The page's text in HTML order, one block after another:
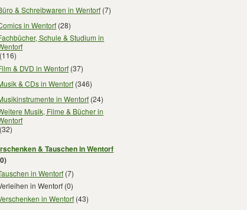
& Schreibwaren in Wentorf (7)
in Wentorf (28)
Schule & Studium in
(116)
& DVD in Wentorf (37)
& CDs in Wentorf (346)
in Wentorf (24)
Musik, Filme & Bücher in
(32)
& Tauschen in Wentorf
in Wentorf (7)
in Wentorf (0)
in Wentorf (43)